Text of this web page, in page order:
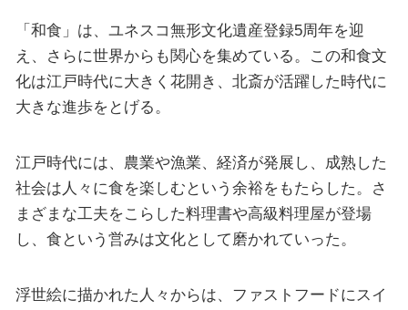
「和食」は、ユネスコ無形文化遺産登録5周年を迎
え、さらに世界からも関心を集めている。この和食文
化は江戸時代に大きく花開き、北斎が活躍した時代に
大きな進歩をとげる。
江戸時代には、農業や漁業、経済が発展し、成熟した
社会は人々に食を楽しむという余裕をもたらした。さ
まざまな工夫をこらした料理書や高級料理屋が登場
し、食という営みは文化として磨かれていった。
浮世絵に描かれた人々からは、ファストフードにスイ